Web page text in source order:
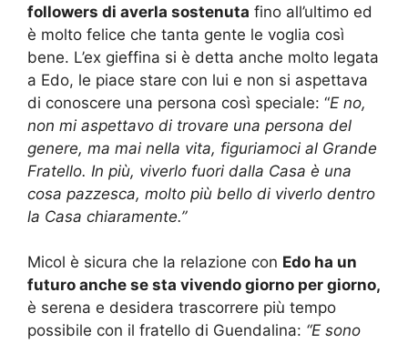
followers di averla sostenuta fino all’ultimo ed
è molto felice che tanta gente le voglia così
bene. L’ex gieffina si è detta anche molto legata
a Edo, le piace stare con lui e non si aspettava
di conoscere una persona così speciale: “E no,
non mi aspettavo di trovare una persona del
genere, ma mai nella vita, figuriamoci al Grande
Fratello. In più, viverlo fuori dalla Casa è una
cosa pazzesca, molto più bello di viverlo dentro
la Casa chiaramente.”
Micol è sicura che la relazione con Edo ha un
futuro anche se sta vivendo giorno per giorno,
è serena e desidera trascorrere più tempo
possibile con il fratello di Guendalina: “E sono